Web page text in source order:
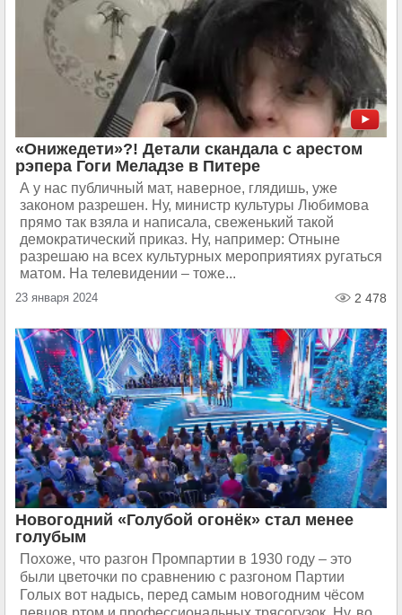
«Онижедети»?! Детали скандала с арестом
рэпера Гоги Меладзе в Питере
А у нас публичный мат, наверное, глядишь, уже
законом разрешен. Ну, министр культуры Любимова
прямо так взяла и написала, свеженький такой
демократический приказ. Ну, например: Отныне
разрешаю на всех культурных мероприятиях ругаться
матом. На телевидении – тоже...
23 января 2024 2 478
Новогодний «Голубой огонёк» стал менее
голубым
Похоже, что разгон Промпартии в 1930 году – это
были цветочки по сравнению с разгоном Партии
Голых вот надысь, перед самым новогодним чёсом